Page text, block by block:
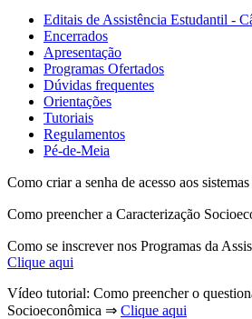
Editais de Assistência Estudantil -
Encerrados
Apresentação
Programas Ofertados
Dúvidas frequentes
Orientações
Tutoriais
Regulamentos
Pé-de-Meia
Como criar a senha de acesso aos
Como preencher a Caracterização
Como se inscrever nos Programas da
Clique aqui
Vídeo tutorial: Como preencher o
Socioeconômica ⇒ Clique aqui